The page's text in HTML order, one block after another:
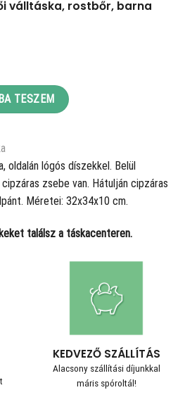
válltáska, rostbőr, barna
rostbőr, barna mennyiség
TESZEM
oldalán lógós díszekkel. Belül
zsebe van. Hátulján cipzáras
Méretei: 32x34x10 cm.
találsz a táskacenteren.
KEDVEZŐ SZÁLLÍTÁS
Alacsony szállítási díjunkkal
máris spóroltál!